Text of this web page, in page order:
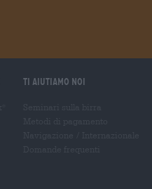
Ti aiutiamo noi